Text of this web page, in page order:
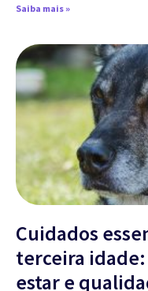
Saiba mais »
Cuidados
terceira
estar e